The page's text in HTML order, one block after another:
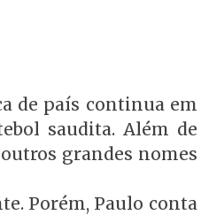
de país continua em
saudita. Além de
grandes nomes
Porém, Paulo conta